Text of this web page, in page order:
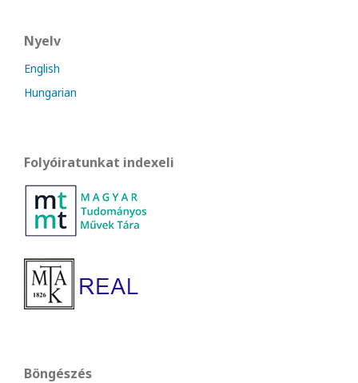
Nyelv
English
Hungarian
Folyóiratunkat indexeli
Böngészés